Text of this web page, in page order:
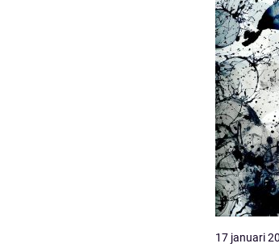
17 januari